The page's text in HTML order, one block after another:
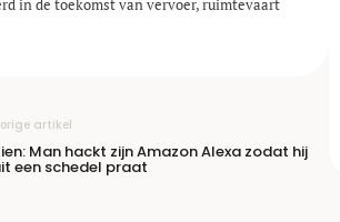
in de toekomst van vervoer, ruimtevaart
artikel
Man hackt zijn Amazon Alexa zodat hij
een schedel praat